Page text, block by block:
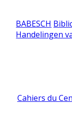
BABESCH
Handelingen
Cahiers du